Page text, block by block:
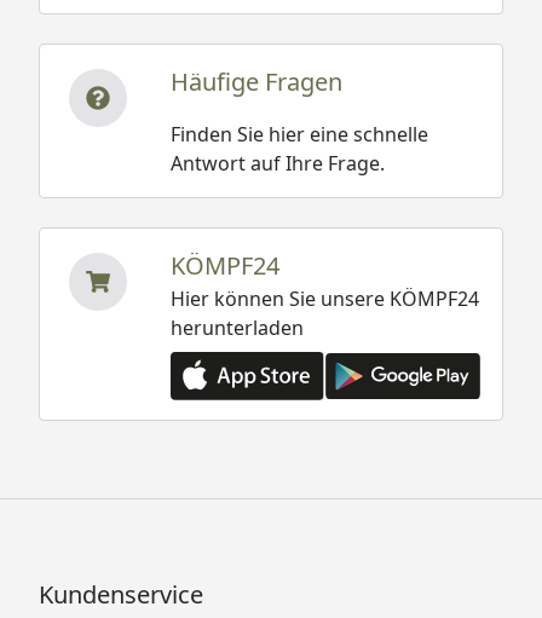
Häufige Fragen
Finden Sie hier eine schnelle
Antwort auf Ihre Frage.
KÖMPF24
Hier können Sie unsere KÖMPF24
herunterladen
Kundenservice